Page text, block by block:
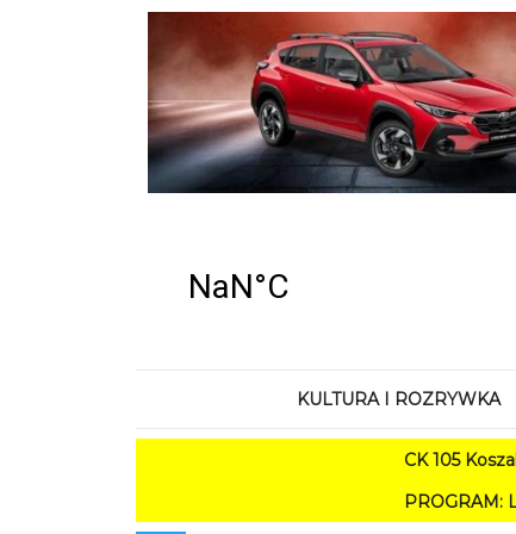
KULTURA I ROZRYWKA
CK 105 Koszalin - Lato
PROGRAM: Lato w